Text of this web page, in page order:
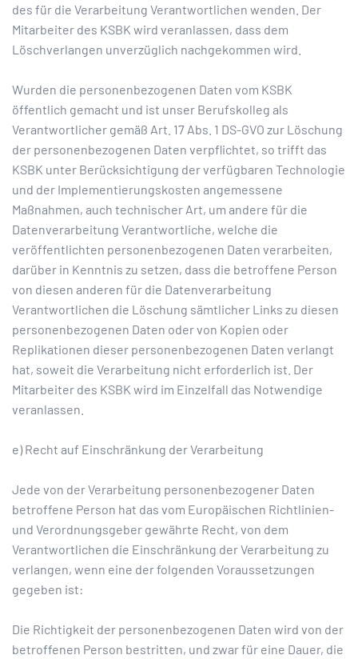
des für die Verarbeitung Verantwortlichen wenden. Der
Mitarbeiter des KSBK wird veranlassen, dass dem
Löschverlangen unverzüglich nachgekommen wird.
Wurden die personenbezogenen Daten vom KSBK
öffentlich gemacht und ist unser Berufskolleg als
Verantwortlicher gemäß Art. 17 Abs. 1 DS-GVO zur Löschung
der personenbezogenen Daten verpflichtet, so trifft das
KSBK unter Berücksichtigung der verfügbaren Technologie
und der Implementierungskosten angemessene
Maßnahmen, auch technischer Art, um andere für die
Datenverarbeitung Verantwortliche, welche die
veröffentlichten personenbezogenen Daten verarbeiten,
darüber in Kenntnis zu setzen, dass die betroffene Person
von diesen anderen für die Datenverarbeitung
Verantwortlichen die Löschung sämtlicher Links zu diesen
personenbezogenen Daten oder von Kopien oder
Replikationen dieser personenbezogenen Daten verlangt
hat, soweit die Verarbeitung nicht erforderlich ist. Der
Mitarbeiter des KSBK wird im Einzelfall das Notwendige
veranlassen.
e) Recht auf Einschränkung der Verarbeitung
Jede von der Verarbeitung personenbezogener Daten
betroffene Person hat das vom Europäischen Richtlinien-
und Verordnungsgeber gewährte Recht, von dem
Verantwortlichen die Einschränkung der Verarbeitung zu
verlangen, wenn eine der folgenden Voraussetzungen
gegeben ist:
Die Richtigkeit der personenbezogenen Daten wird von der
betroffenen Person bestritten, und zwar für eine Dauer, die